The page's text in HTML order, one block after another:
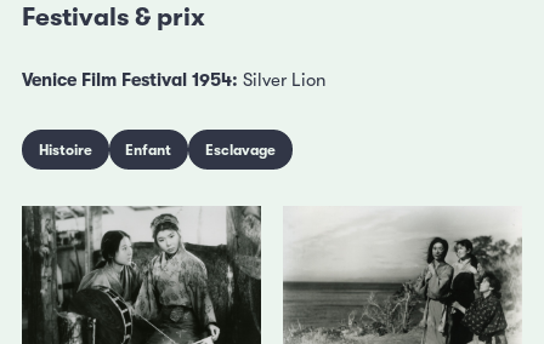
Festivals & prix
Venice Film Festival 1954: Silver Lion
Histoire Enfant Esclavage